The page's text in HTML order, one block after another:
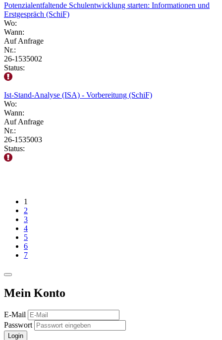
Potenzialentfaltende Schulentwicklung starten: Informationen und
Erstgespräch (SchiF)
Wo:
Wann:
Auf Anfrage
Nr.:
26-1535002
Status:
Ist-Stand-Analyse (ISA) - Vorbereitung (SchiF)
Wo:
Wann:
Auf Anfrage
Nr.:
26-1535003
Status:
1
2
3
4
5
6
7
Mein Konto
E-Mail
Passwort
Login